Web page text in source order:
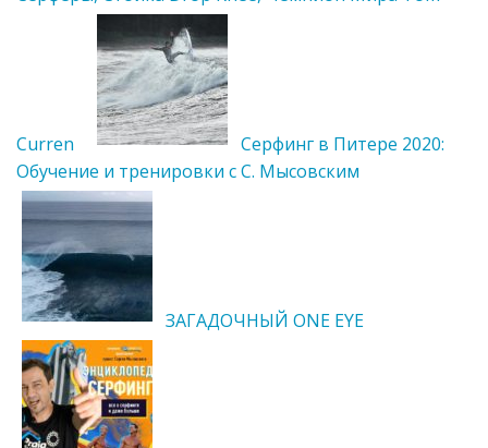
Curren
Серфинг в Питере 2020:
Обучение и тренировки с С. Мысовским
ЗАГАДОЧНЫЙ ONE EYE